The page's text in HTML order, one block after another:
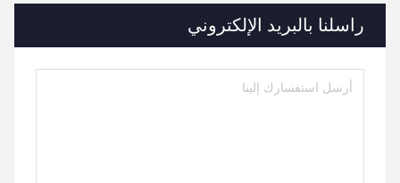
راسلنا بالبريد الإلكتروني